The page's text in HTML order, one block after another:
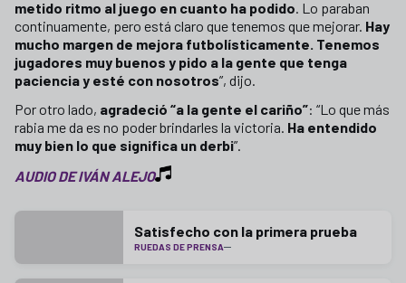
metido ritmo al juego en cuanto ha podido. Lo paraban
continuamente, pero está claro que tenemos que mejorar. Hay
mucho margen de mejora futbolísticamente. Tenemos
jugadores muy buenos y pido a la gente que tenga
paciencia y esté con nosotros”, dijo.
Por otro lado, agradeció “a la gente el cariño”: “Lo que más
rabia me da es no poder brindarles la victoria. Ha entendido
muy bien lo que significa un derbi”.
AUDIO DE IVÁN ALEJO
Satisfecho con la primera prueba
RUEDAS DE PRENSA